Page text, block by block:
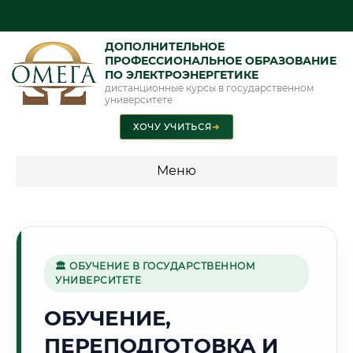
ДОПОЛНИТЕЛЬНОЕ
ПРОФЕССИОНАЛЬНОЕ ОБРАЗОВАНИЕ
ПО ЭЛЕКТРОЭНЕРГЕТИКЕ
дистанционные курсы в государственном
университете
ХОЧУ УЧИТЬСЯ➜
Меню
🌾
Г. ТАМБОВ
🏛 ОБУЧЕНИЕ В ГОСУДАРСТВЕННОМ
УНИВЕРСИТЕТЕ
ОБУЧЕНИЕ,
ПЕРЕПОДГОТОВКА И